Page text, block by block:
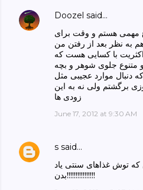
Doozel said…
مهمی هستم و وقت برای
به نظر بعد از رفتن من
با کسایی هست که
متنوع جلوی شوهر و بچه
دنبال موارد عجیبی مثل
برگشتم ولی نه به این
زودی ها
June 17, 2012 at 9:30 AM
s said…
که توش غذاهای سنتی یاد
بدن!!!!!!!!!!!!!!!!